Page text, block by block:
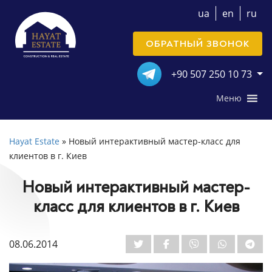
ua en ru
+90 507 250 10 73
ОБРАТНЫЙ ЗВОНОК
Меню
Hayat Estate » Новый интерактивный мастер-класс для
клиентов в г. Киев
Новый интерактивный мастер-
класс для клиентов в г. Киев
08.06.2014